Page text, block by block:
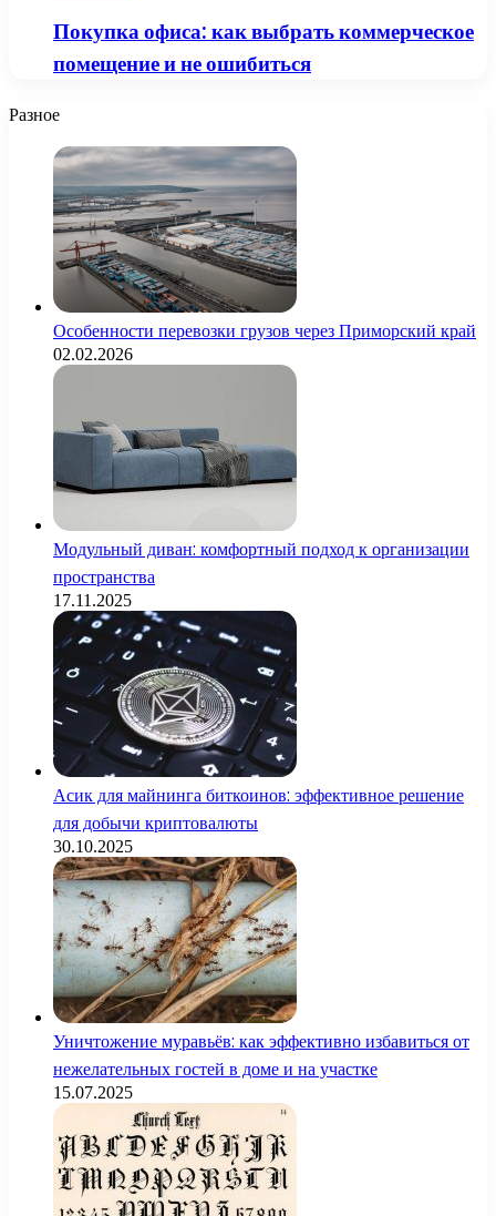
Покупка офиса: как выбрать коммерческое
помещение и не ошибиться
Разное
Особенности перевозки грузов через Приморский край
02.02.2026
Модульный диван: комфортный подход к организации
пространства
17.11.2025
Асик для майнинга биткоинов: эффективное решение
для добычи криптовалюты
30.10.2025
Уничтожение муравьёв: как эффективно избавиться от
нежелательных гостей в доме и на участке
15.07.2025